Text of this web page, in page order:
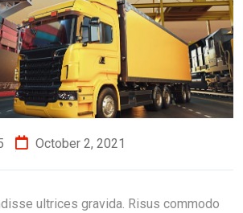
October 2, 2021
ultrices gravida. Risus commodo